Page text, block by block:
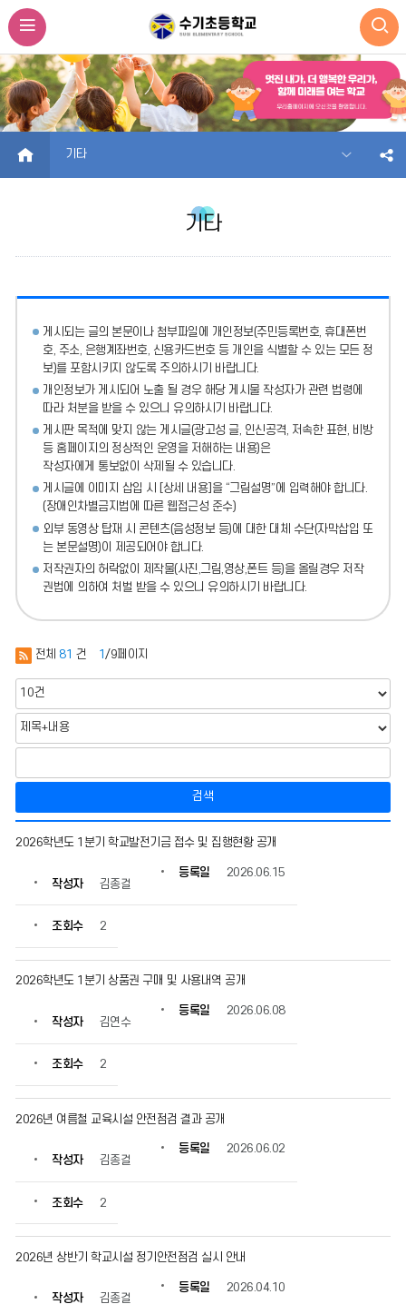
HOME 기타
기타
게시되는 글의 본문이나 첨부파일에
개인정보(주민등록번호, 휴대폰번
호, 주소, 은행계좌번호, 신용카드번호 등 개인을 식별할 수 있는 모든 정
보)를 포함시키지 않도록 주의하시기 바랍니다.
개인정보가 게시되어 노출 될 경우 해당 게시물 작성자가 관련 법령에
따라 처분을 받을 수 있으니 유의하시기 바랍니다.
게시판 목적에 맞지 않는 게시글(광고성 글, 인신공격, 저속한 표현, 비방
등 홈페이지의 정상적인 운영을 저해하는 내용)은
작성자에게 통보없이 삭제될 수 있습니다.
게시글에 이미지 삽입 시 [상세 내용]을 “그림설명”에 입력해야 합니다.
(장애인차별금지법에 따른 웹접근성 준수)
외부 동영상 탑재 시 콘텐츠(음성정보 등)에 대한 대체 수단(자막삽입 또
는 본문설명)이 제공되어야 합니다.
저작권자의 허락없이 제작물(사진,그림,영상,폰트 등)을 올릴경우 저작
권법에 의하여 처벌 받을 수 있으니 유의하시기 바랍니다.
전체 81 건 1 /9페이지
검색
타
시
호,
제
록
조
2026학년도 1분기 학교발전기금 접수 및 집행현황 공개
작성자 김종걸
등록일 2026.06.15
조회수 2
2026학년도 1분기 상품권 구매 및 사용내역 공개
작성자 김연수
등록일 2026.06.08
조회수 2
2026년 여름철 교육시설 안전점검 결과 공개
작성자 김종걸
등록일 2026.06.02
조회수 2
2026년 상반기 학교시설 정기안전점검 실시 안내
작성자 김종걸
등록일 2026.04.10